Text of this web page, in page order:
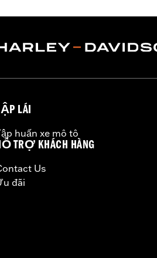
Switchback
Left and right footpegs and
LÁI
huấn xe mô tô
TRỢ KHÁCH HÀNG
Us
đãi